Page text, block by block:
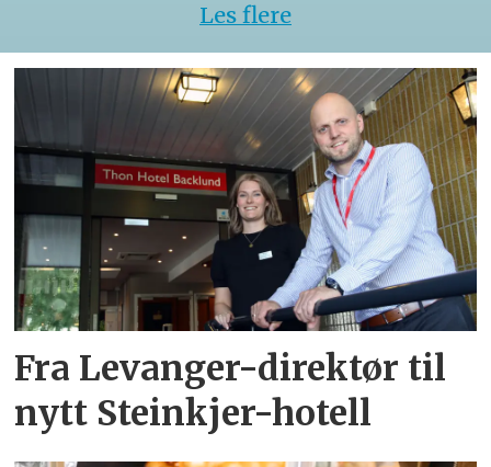
Les flere
Fra Levanger-direktør til
nytt Steinkjer-hotell